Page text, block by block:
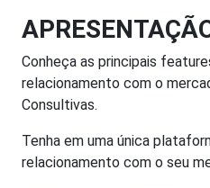
Conheça as principais
relacionamento com o
Consultivas.
Tenha em uma única
relacionamento com o seu